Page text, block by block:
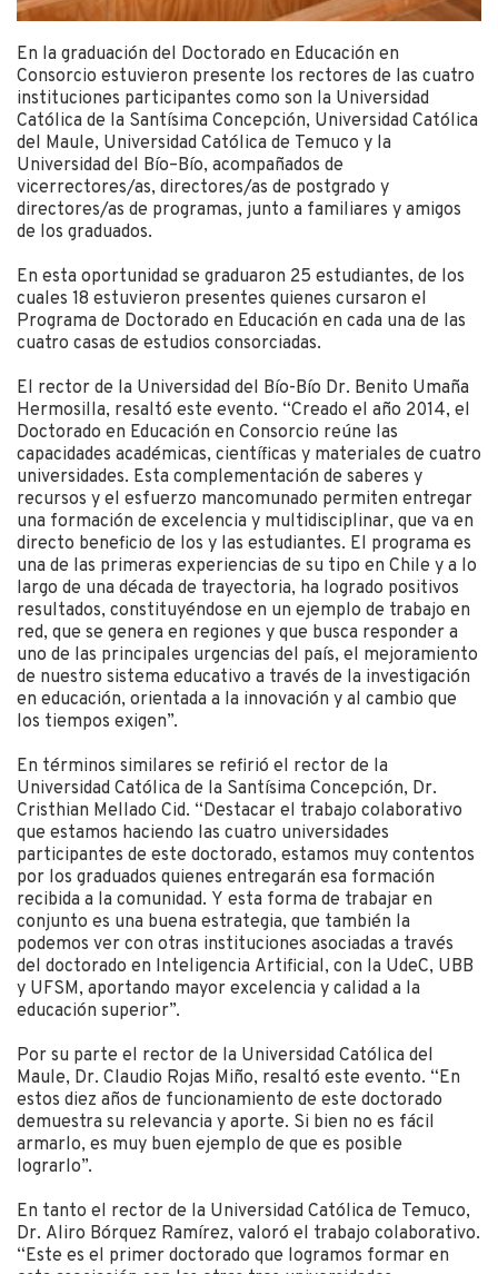
En la graduación del Doctorado en Educación en
Consorcio estuvieron presente los rectores de las cuatro
instituciones participantes como son la Universidad
Católica de la Santísima Concepción, Universidad Católica
del Maule, Universidad Católica de Temuco y la
Universidad del Bío–Bío, acompañados de
vicerrectores/as, directores/as de postgrado y
directores/as de programas, junto a familiares y amigos
de los graduados.
En esta oportunidad se graduaron 25 estudiantes, de los
cuales 18 estuvieron presentes quienes cursaron el
Programa de Doctorado en Educación en cada una de las
cuatro casas de estudios consorciadas.
El rector de la Universidad del Bío-Bío Dr. Benito Umaña
Hermosilla, resaltó este evento. “Creado el año 2014, el
Doctorado en Educación en Consorcio reúne las
capacidades académicas, científicas y materiales de cuatro
universidades. Esta complementación de saberes y
recursos y el esfuerzo mancomunado permiten entregar
una formación de excelencia y multidisciplinar, que va en
directo beneficio de los y las estudiantes. El programa es
una de las primeras experiencias de su tipo en Chile y a lo
largo de una década de trayectoria, ha logrado positivos
resultados, constituyéndose en un ejemplo de trabajo en
red, que se genera en regiones y que busca responder a
uno de las principales urgencias del país, el mejoramiento
de nuestro sistema educativo a través de la investigación
en educación, orientada a la innovación y al cambio que
los tiempos exigen”.
En términos similares se refirió el rector de la
Universidad Católica de la Santísima Concepción, Dr.
Cristhian Mellado Cid. “Destacar el trabajo colaborativo
que estamos haciendo las cuatro universidades
participantes de este doctorado, estamos muy contentos
por los graduados quienes entregarán esa formación
recibida a la comunidad. Y esta forma de trabajar en
conjunto es una buena estrategia, que también la
podemos ver con otras instituciones asociadas a través
del doctorado en Inteligencia Artificial, con la UdeC, UBB
y UFSM, aportando mayor excelencia y calidad a la
educación superior”.
Por su parte el rector de la Universidad Católica del
Maule, Dr. Claudio Rojas Miño, resaltó este evento. “En
estos diez años de funcionamiento de este doctorado
demuestra su relevancia y aporte. Si bien no es fácil
armarlo, es muy buen ejemplo de que es posible
lograrlo”.
En tanto el rector de la Universidad Católica de Temuco,
Dr. Aliro Bórquez Ramírez, valoró el trabajo colaborativo.
“Este es el primer doctorado que logramos formar en